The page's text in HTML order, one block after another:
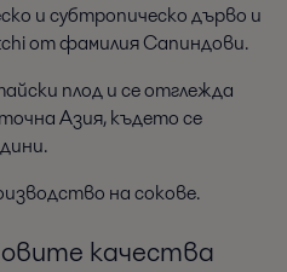
и субтропическо дърво и
от фамилия Сапиндови.
плод и се отглежда
Азия, където се
на сокове.
качества